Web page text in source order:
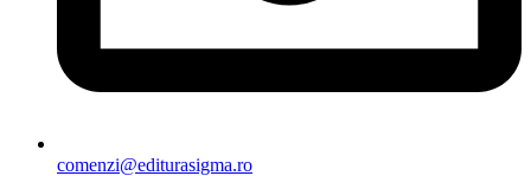
comenzi@editurasigma.ro